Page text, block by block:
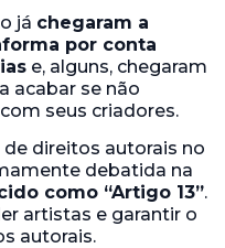
já chegaram a
por conta
e, alguns, chegaram
acabar se não
seus criadores.
de direitos autorais no
debatida na
como “Artigo 13”.
artistas e garantir o
autorais.